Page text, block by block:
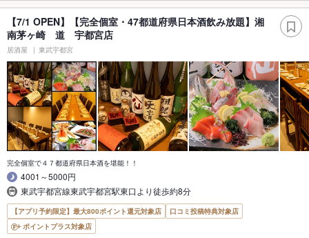
【7/1 OPEN】【完全個室・47都道府県日本酒飲み放題】湘
南茅ヶ崎 道 宇都宮店
居酒屋 東武宇都宮
完全個室で４７都道府県日本酒を堪能！！
4001～5000円
東武宇都宮線東武宇都宮駅東口より徒歩約8分
【アプリ予約限定】最大800ポイント還元対象店
口コミ投稿特典対象店
ポイントプラス対象店